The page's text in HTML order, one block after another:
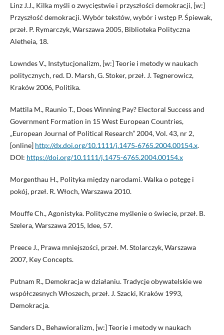
Linz J.J., Kilka myśli o zwycięstwie i przyszłości demokracji, [w:]
Przyszłość demokracji. Wybór tekstów, wybór i wstęp P. Śpiewak,
przeł. P. Rymarczyk, Warszawa 2005, Biblioteka Polityczna
Aletheia, 18.
Lowndes V., Instytucjonalizm, [w:] Teorie i metody w naukach
politycznych, red. D. Marsh, G. Stoker, przeł. J. Tegnerowicz,
Kraków 2006, Politika.
Mattila M., Raunio T., Does Winning Pay? Electoral Success and
Government Formation in 15 West European Countries,
„European Journal of Political Research” 2004, Vol. 43, nr 2,
[online] http://dx.doi.org/10.1111/j.1475‑6765.2004.00154.x.
DOI: https://doi.org/10.1111/j.1475-6765.2004.00154.x
Morgenthau H., Polityka między narodami. Walka o potęgę i
pokój, przeł. R. Włoch, Warszawa 2010.
Mouffe Ch., Agonistyka. Polityczne myślenie o świecie, przeł. B.
Szelera, Warszawa 2015, Idee, 57.
Preece J., Prawa mniejszości, przeł. M. Stolarczyk, Warszawa
2007, Key Concepts.
Putnam R., Demokracja w działaniu. Tradycje obywatelskie we
współczesnych Włoszech, przeł. J. Szacki, Kraków 1993,
Demokracja.
Sanders D., Behawioralizm, [w:] Teorie i metody w naukach